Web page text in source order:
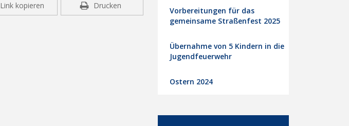
Link kopieren Drucken
Vorbereitungen für das
gemeinsame Straßenfest 2025
Übernahme von 5 Kindern in die
Jugendfeuerwehr
Ostern 2024